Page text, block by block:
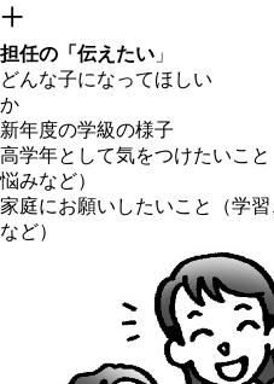
+
担任の「伝えたい 」
どんな子になってほしい
か
新年度の学級の様子
高学年として気をつけたいこ
悩みなど）
家庭にお願いしたいこと（学
など）